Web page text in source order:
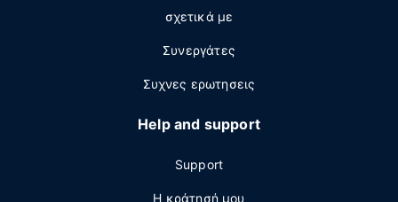
σχετικά με
Συνεργάτες
Συχνες ερωτησεις
Help and support
Support
Η κράτησή μου